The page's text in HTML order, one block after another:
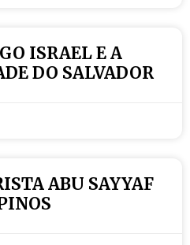
ISRAEL E A
DO SALVADOR
ABU SAYYAF